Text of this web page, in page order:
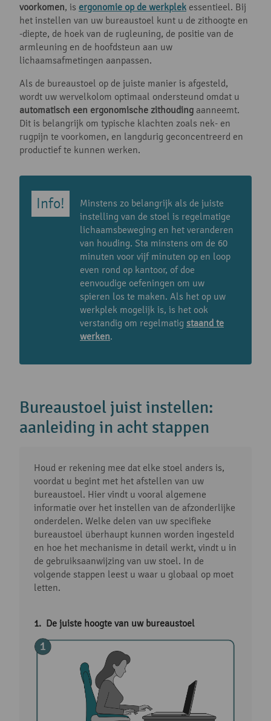
voorkomen, is ergonomie op de werkplek essentieel. Bij
het instellen van uw bureaustoel kunt u de zithoogte en
-diepte, de hoek van de rugleuning, de positie van de
armleuning en de hoofdsteun aan uw
lichaamsafmetingen aanpassen.
Als de bureaustoel op de juiste manier is afgesteld,
wordt uw wervelkolom optimaal ondersteund omdat u
automatisch een ergonomische zithouding aanneemt.
Dit is belangrijk om typische klachten zoals nek- en
rugpijn te voorkomen, en langdurig geconcentreerd en
productief te kunnen werken.
Minstens zo belangrijk als de juiste
instelling van de stoel is regelmatige
lichaamsbeweging en het veranderen
van houding. Sta minstens om de 60
minuten voor vijf minuten op en loop
even rond op kantoor, of doe
eenvoudige oefeningen om uw
spieren los te maken. Als het op uw
werkplek mogelijk is, is het ook
verstandig om regelmatig staand te
werken.
Bureaustoel juist instellen:
aanleiding in acht stappen
Houd er rekening mee dat elke stoel anders is,
voordat u begint met het afstellen van uw
bureaustoel. Hier vindt u vooral algemene
informatie over het instellen van de afzonderlijke
onderdelen. Welke delen van uw specifieke
bureaustoel überhaupt kunnen worden ingesteld
en hoe het mechanisme in detail werkt, vindt u in
de gebruiksaanwijzing van uw stoel. In de
volgende stappen leest u waar u globaal op moet
letten.
De juiste hoogte van uw bureaustoel